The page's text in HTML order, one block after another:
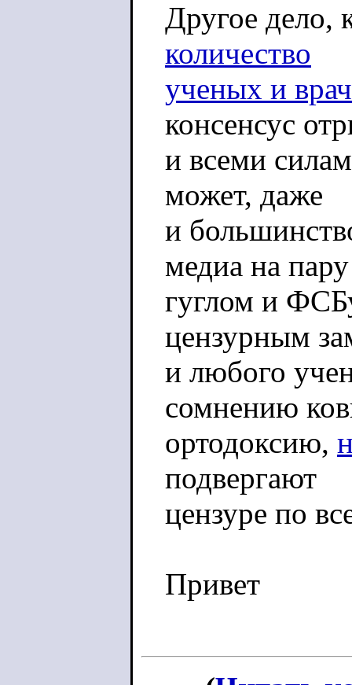
Другое дело,
количество
ученых и
консенсус
и всеми
может, даже
и
медиа на
гуглом и
цензурным
и любого
сомнению
ортодоксию,
подвергают
цензуре по
Привет